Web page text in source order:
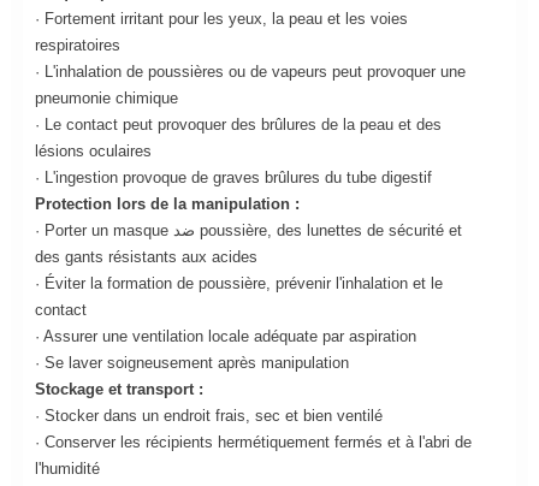
· Fortement irritant pour les yeux, la peau et les voies
respiratoires
· L'inhalation de poussières ou de vapeurs peut provoquer une
pneumonie chimique
· Le contact peut provoquer des brûlures de la peau et des
lésions oculaires
· L'ingestion provoque de graves brûlures du tube digestif
Protection lors de la manipulation :
· Porter un masque ضد poussière, des lunettes de sécurité et
des gants résistants aux acides
· Éviter la formation de poussière, prévenir l'inhalation et le
contact
· Assurer une ventilation locale adéquate par aspiration
· Se laver soigneusement après manipulation
Stockage et transport :
· Stocker dans un endroit frais, sec et bien ventilé
· Conserver les récipients hermétiquement fermés et à l'abri de
l'humidité